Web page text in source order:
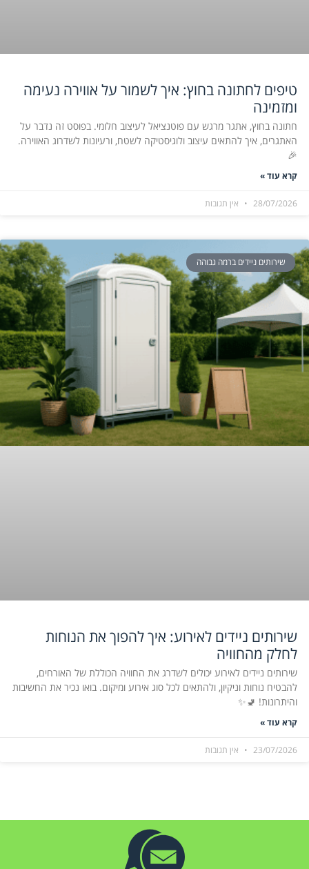
טיפים לחתונה בחוץ: איך לשמור על אווירה נעימה
ומזמינה
חתונה בחוץ, אתגר מרגש עם פוטנציאל לעיצוב חלומי. בפוסט זה נדבר על
האתגרים, איך להתאים עיצוב ולוגיסטיקה לשטח, ורעיונות לשדרוג האווירה.
🎉
קרא עוד »
28/07/2026 אין תגובות
שירותים ניידים ברמה גבוהה
שירותים ניידים לאירוע: איך להפוך את הנוחות
לחלק מהחוויה
שירותים ניידים לאירוע יכולים לשדרג את החוויה הכוללת של האורחים,
להבטיח נוחות וניקיון, ולהתאים לכל סוג אירוע ומיקום. בואו נכיר את החשיבות
והיתרונות! 🚽✨
קרא עוד »
23/07/2026 אין תגובות